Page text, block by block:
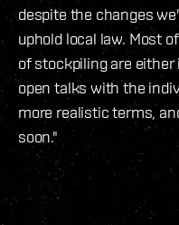
despite the changes
uphold local law. Most
of stockpiling are either
open talks with the
more realistic terms,
soon."